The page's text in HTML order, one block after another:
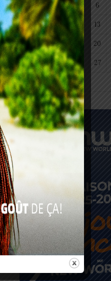
3 4 5 6
10 11 12 13
17 18 20
24 25 26 27
31
« Juil